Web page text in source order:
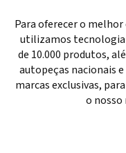
Para oferecer o
utilizamos tecnologia
de 10.000 produtos,
autopeças nacionais
marcas exclusivas,
o nosso